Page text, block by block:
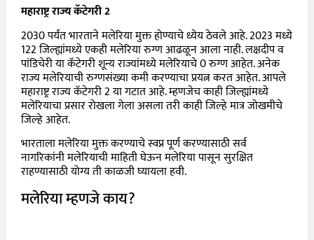
महाराष्ट्रराज्यकॅटेगरी2
2030 पर्यंत भारताने मलेरिया मुक्त होण्याचे ध्येय ठेवले आहे. 2023 मध्ये
122 जिल्ह्यांमध्ये एकही मलेरिया रुग्ण आढळून आला नाही. लक्षदीप व
पांडिचेरी या कॅटेगरी शून्य राज्यांमध्ये मलेरियाचे 0 रुग्ण आहेत. अनेक
राज्य मलेरियाची रुग्णसंख्या कमी करण्याचा प्रयत्न करत आहेत. आपले
महाराष्ट्र राज्य कॅटेगरी 2 या गटात आहे. म्हणजेच काही जिल्ह्यांमध्ये
मलेरियाचा प्रसार रोखला गेला असला तरी काही जिल्हे मात्र जोखमीचे
जिल्हे आहेत.
भारताला मलेरिया मुक्त करण्याचे स्वप्न पूर्ण करण्यासाठी सर्व
नागरिकांनी मलेरियाची माहिती घेऊन मलेरिया पासून सुरक्षित
राहण्यासाठी योग्य ती काळजी घ्यायला हवी.
मलेरिया म्हणजे काय?